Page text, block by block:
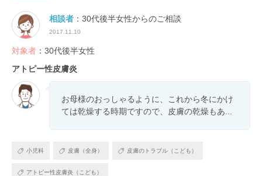
相談者 ：30代後半女性からのご相談
2017.11.10
対象者 ：30代後半女性
アトピー性皮膚炎
お母様のおっしゃるように、これから冬にかけ
ては乾燥する時期ですので、皮膚の乾燥もあ...
小児科 皮膚（全身） 皮膚のトラブル（こども）
アトピー性皮膚炎（こども）